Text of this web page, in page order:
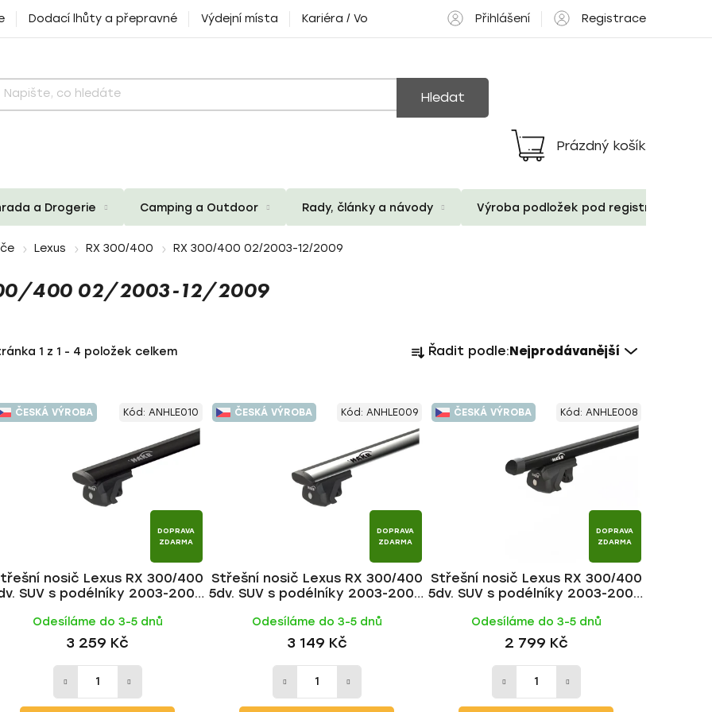
Dodací lhůty a přepravné Výdejní místa Kariéra / Volné pozice Přihlášení Registrace
Hledat
Nákupní
košík
Prázdný košík
a Drogerie Camping a Outdoor Rady, články a návody Výroba podložek pod registrační
Lexus RX 300/400 RX 300/400 02/2003-12/2009
300/400 02/2003-12/2009
1 z 1 - 4 položek celkem
a
n
í
o
d
u
k
t
Řadit podle:Nejprodávanější
ČESKÁ VÝROBA
DOPRAVA
ZDARMA
nosič Lexus RX 300/400
SUV s podélníky 2003-2009,
Odesíláme do 3-5 dnů
3 259 Kč
Kód: ANHLE010 ČESKÁ VÝROBA
DOPRAVA
ZDARMA
Střešní nosič Lexus RX 300/400
5dv. SUV s podélníky 2003-2009,
Odesíláme do 3-5 dnů
3 149 Kč
Kód: ANHLE009 ČESKÁ VÝROBA
DOPRAVA
ZDARMA
Střešní nosič Lexus RX 300/400
5dv. SUV s podélníky 2003-2009,
Odesíláme do 3-5 dnů
2 799 Kč
Kód: ANHLE008